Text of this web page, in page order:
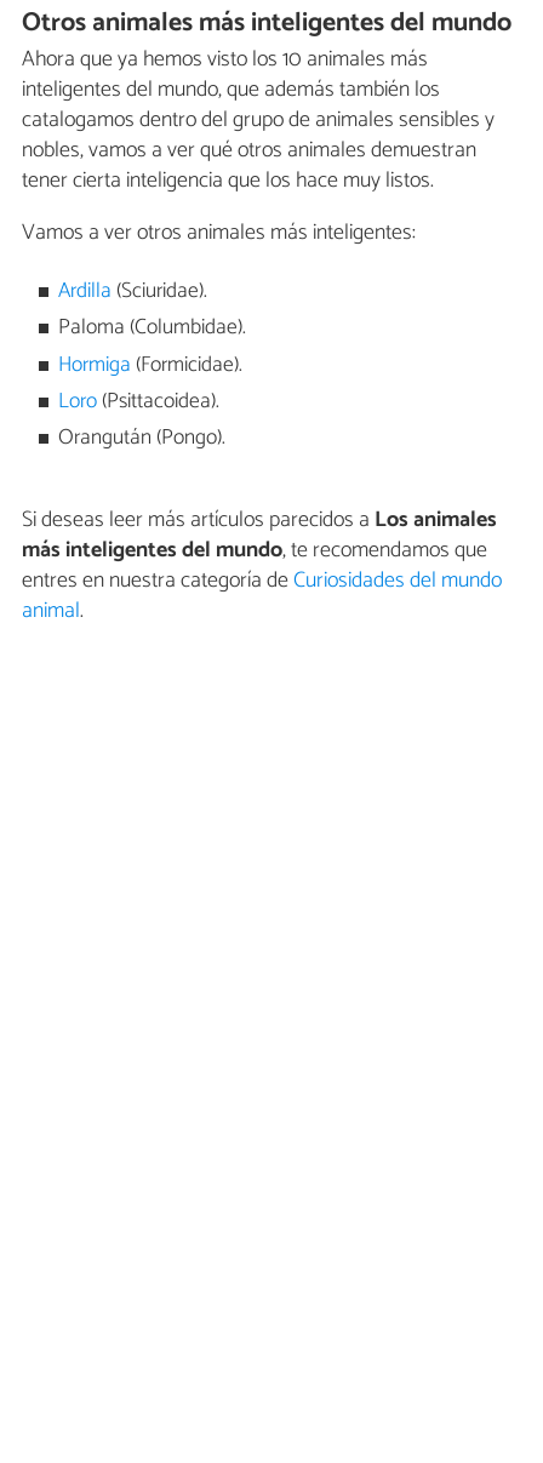
Otros animales más inteligentes del mundo
Ahora que ya hemos visto los 10 animales más
inteligentes del mundo, que además también los
catalogamos dentro del grupo de animales sensibles y
nobles, vamos a ver qué otros animales demuestran
tener cierta inteligencia que los hace muy listos.
Vamos a ver otros animales más inteligentes:
Ardilla (Sciuridae).
Paloma (Columbidae).
Hormiga (Formicidae).
Loro(Psittacoidea).
Orangután (Pongo).
Si deseas leer más artículos parecidos a Los animales
más inteligentes del mundo, te recomendamos que
entres en nuestra categoría deCuriosidades del mundo
animal.